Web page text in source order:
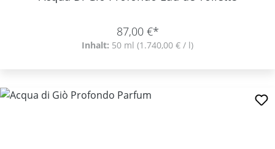
87,00 €*
Inhalt: 50 ml (1.740,00 € / l)